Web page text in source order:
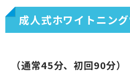
成人式ホワイトニン
（通常45分、初回90分）